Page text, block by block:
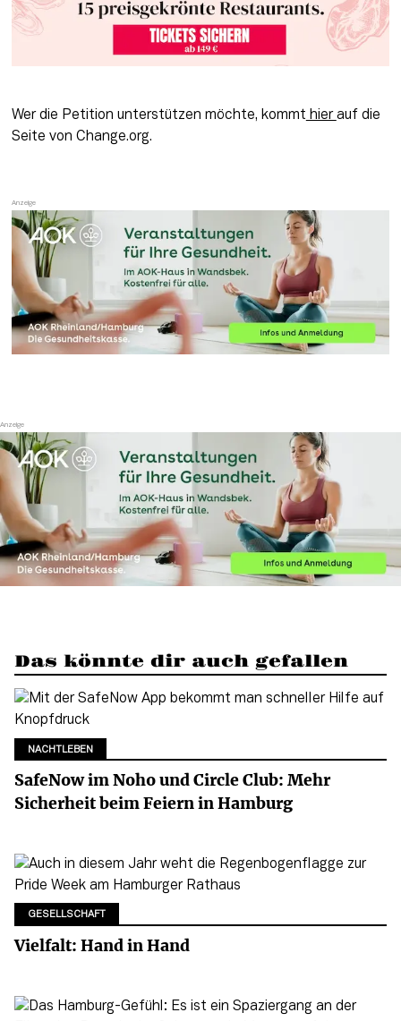
Wer die Petition unterstützen möchte, kommt hier auf die
Seite von Change.org.
Das könnte dir auch gefallen
NACHTLEBEN
SafeNow im Noho und Circle Club: Mehr
Sicherheit beim Feiern in Hamburg
GESELLSCHAFT
Vielfalt: Hand in Hand